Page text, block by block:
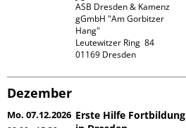
ASB Dresden & Kamenz
gGmbH "Am Gorbitzer
Hang"
Leutewitzer Ring  84
Dezember
Mo. 07.12.2026 Erste Hilfe Fortbildung